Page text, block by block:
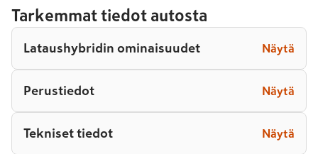
Tarkemmat tiedot autosta
Lataushybridin ominaisuudet Näytä
Perustiedot Näytä
Tekniset tiedot Näytä